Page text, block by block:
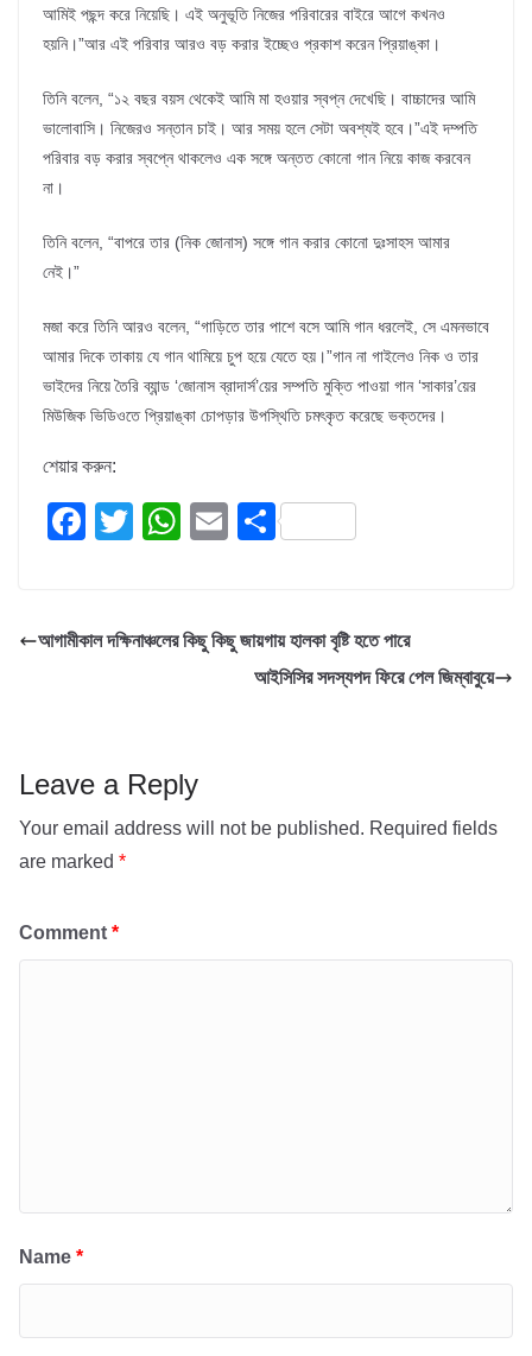
আমিই পছন্দ করে নিয়েছি। এই অনুভূতি নিজের পরিবারের বাইরে আগে কখনও
হয়নি।”আর এই পরিবার আরও বড় করার ইচ্ছেও প্রকাশ করেন প্রিয়াঙ্কা।
তিনি বলেন, “১২ বছর বয়স থেকেই আমি মা হওয়ার স্বপ্ন দেখেছি। বাচ্চাদের আমি
ভালোবাসি। নিজেরও সন্তান চাই। আর সময় হলে সেটা অবশ্যই হবে।”এই দম্পতি
পরিবার বড় করার স্বপ্নে থাকলেও এক সঙ্গে অন্তত কোনো গান নিয়ে কাজ করবেন
না।
তিনি বলেন, “বাপরে তার (নিক জোনাস) সঙ্গে গান করার কোনো দুঃসাহস আমার
নেই।”
মজা করে তিনি আরও বলেন, “গাড়িতে তার পাশে বসে আমি গান ধরলেই, সে এমনভাবে
আমার দিকে তাকায় যে গান থামিয়ে চুপ হয়ে যেতে হয়।”গান না গাইলেও নিক ও তার
ভাইদের নিয়ে তৈরি ব্যান্ড ‘জোনাস ব্রাদার্স’য়ের সম্পতি মুক্তি পাওয়া গান ‘সাকার’য়ের
মিউজিক ভিডিওতে প্রিয়াঙ্কা চোপড়ার উপস্থিতি চমৎকৃত করেছে ভক্তদের।
শেয়ার করুন:
F
e
k
T
er
W
s
E S
e
আগামীকাল দক্ষিনাঞ্চলের কিছু কিছু জায়গায় হালকা বৃষ্টি হতে পারে
আইসিসির সদস্যপদ ফিরে পেল জিম্বাবুয়ে
Leave a Reply
Your email address will not be published. Required fields
are marked *
Comment *
Name *